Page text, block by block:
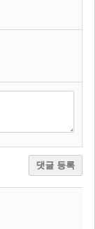
댓글 등록